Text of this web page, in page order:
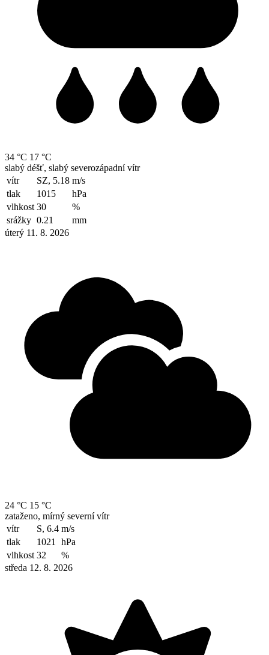
34 °C 17 °C
slabý déšť, slabý severozápadní vítr
vítr
SZ, 5.18 m/s
tlak
1015
hPa
vlhkost 30
%
srážky 0.21
mm
úterý 11. 8. 2026
24 °C 15 °C
zataženo, mírný severní vítr
vítr
S, 6.4 m/s
tlak
1021 hPa
vlhkost 32
%
středa 12. 8. 2026